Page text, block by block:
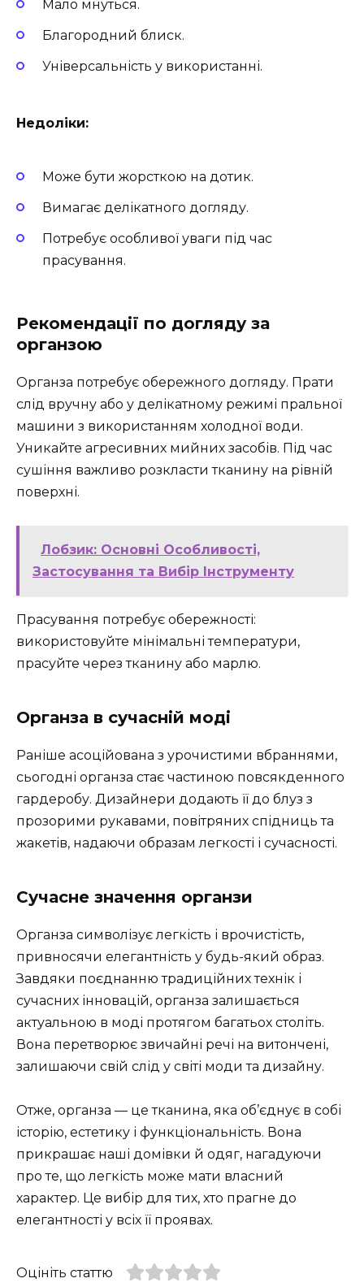
Мало мнуться.
Благородний блиск.
Універсальність у використанні.
Недоліки:
Може бути жорсткою на дотик.
Вимагає делікатного догляду.
Потребує особливої уваги під час
прасування.
Рекомендації по догляду за
органзою
Органза потребує обережного догляду. Прати
слід вручну або у делікатному режимі пральної
машини з використанням холодної води.
Уникайте агресивних мийних засобів. Під час
сушіння важливо розкласти тканину на рівній
поверхні.
Лобзик: Основні Особливості,
Застосування та Вибір Інструменту
Прасування потребує обережності:
використовуйте мінімальні температури,
прасуйте через тканину або марлю.
Органза в сучасній моді
Раніше асоційована з урочистими вбраннями,
сьогодні органза стає частиною повсякденного
гардеробу. Дизайнери додають її до блуз з
прозорими рукавами, повітряних спідниць та
жакетів, надаючи образам легкості і сучасності.
Сучасне значення органзи
Органза символізує легкість і врочистість,
привносячи елегантність у будь-який образ.
Завдяки поєднанню традиційних технік і
сучасних інновацій, органза залишається
актуальною в моді протягом багатьох століть.
Вона перетворює звичайні речі на витончені,
залишаючи свій слід у світі моди та дизайну.
Отже, органза — це тканина, яка об’єднує в собі
історію, естетику і функціональність. Вона
прикрашає наші домівки й одяг, нагадуючи
про те, що легкість може мати власний
характер. Це вибір для тих, хто прагне до
елегантності у всіх її проявах.
Оцініть статтю